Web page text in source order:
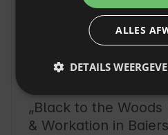
„Black to the Woods
& Workation in
ALLES
DETAILS